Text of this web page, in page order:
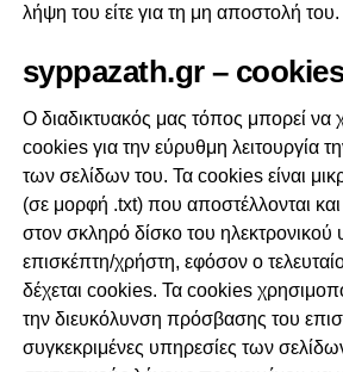
λήψη του είτε για τη μη αποστολή του.
syppazath.gr –
Ο διαδικτυακός μας τόπος μπορεί να
cookies για την εύρυθμη λειτουργία
των σελίδων του. Τα cookies είναι
(σε μορφή .txt) που αποστέλλονται
στον σκληρό δίσκο του ηλεκτρονικού
επισκέπτη/χρήστη, εφόσον ο
δέχεται cookies. Τα cookies
την διευκόλυνση πρόσβασης του
συγκεκριμένες υπηρεσίες των